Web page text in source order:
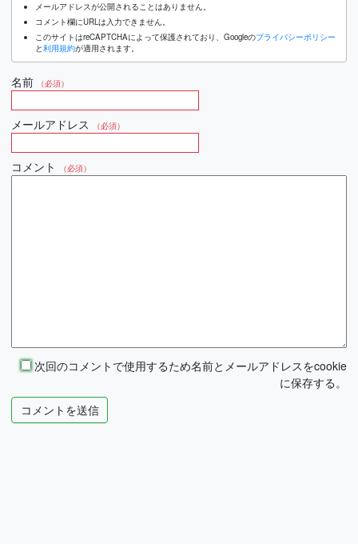
メールアドレスが公開されることはありません。
コメント欄にURLは入力できません。
このサイトはreCAPTCHAによって保護されており、Googleのプライバシーポリシー
と利用規約が適用されます。
名前 （必須）
メールアドレス （必須）
コメント （必須）
次回のコメントで使用するため名前とメールアドレスをcookie
に保存する。